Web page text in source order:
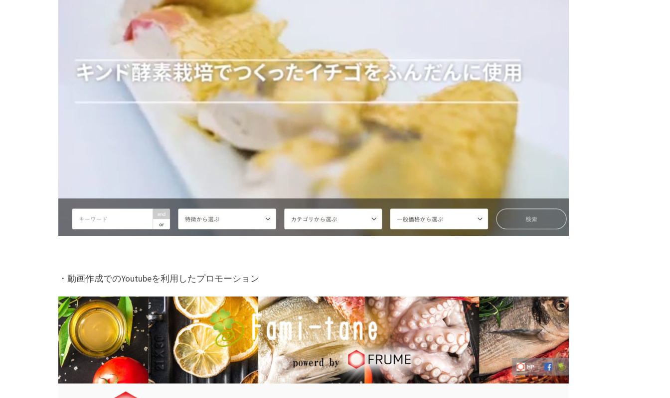
・動画作成でのYoutubeを利用したプロモーション